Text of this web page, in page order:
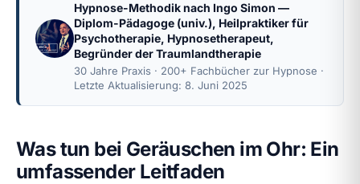
Hypnose-Methodik nach Ingo Simon —
Diplom-Pädagoge (univ.), Heilpraktiker für
Psychotherapie, Hypnosetherapeut,
Begründer der Traumlandtherapie
30 Jahre Praxis · 200+ Fachbücher zur Hypnose ·
Letzte Aktualisierung: 8. Juni 2025
Was tun bei Geräuschen im Ohr: Ein
umfassender Leitfaden